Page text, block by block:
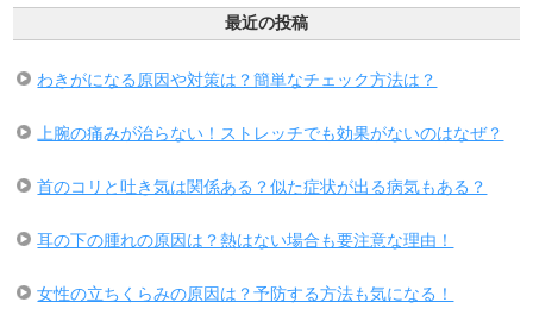
最近の投稿
わきがになる原因や対策は？簡単なチェック方法は？
上腕の痛みが治らない！ストレッチでも効果がないのはなぜ？
首のコリと吐き気は関係ある？似た症状が出る病気もある？
耳の下の腫れの原因は？熱はない場合も要注意な理由！
女性の立ちくらみの原因は？予防する方法も気になる！